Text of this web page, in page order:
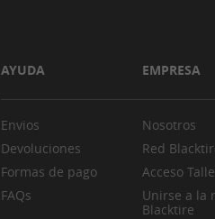
AYUDA EMPRESA
Envios
Devoluciones
Formas de pago
FAQs
Nosotros
Red
Acceso
Unirse a la
Blacktire